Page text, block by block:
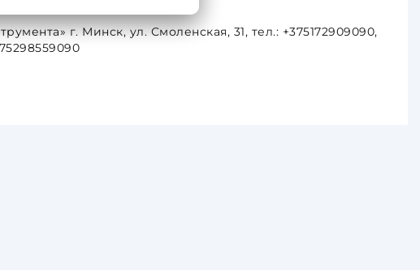
г. Минск, ул. Смоленская, 31, тел.: +375172909090,